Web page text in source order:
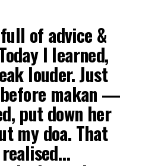
of advice &
I learned,
louder. Just
before makan —
put down her
my doa. That